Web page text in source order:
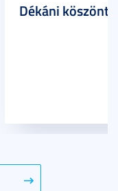
Dékáni köszöntő